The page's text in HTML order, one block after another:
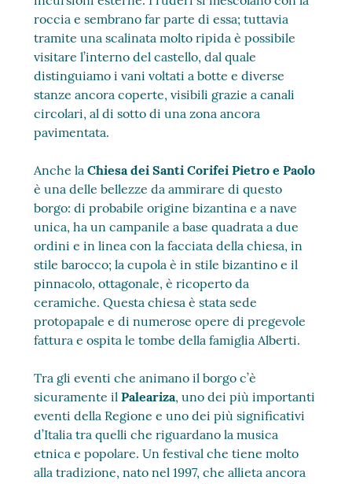
roccia e sembrano far parte di essa; tuttavia
tramite una scalinata molto ripida è possibile
visitare l’interno del castello, dal quale
distinguiamo i vani voltati a botte e diverse
stanze ancora coperte, visibili grazie a canali
circolari, al di sotto di una zona ancora
pavimentata.
Anche laChiesa dei Santi Corifei Pietro e Paolo
è una delle bellezze da ammirare di questo
borgo: di probabile origine bizantina e a nave
unica, ha un campanile a base quadrata a due
ordini e in linea con la facciata della chiesa, in
stile barocco; la cupola è in stile bizantino e il
pinnacolo, ottagonale, è ricoperto da
ceramiche. Questa chiesa è stata sede
protopapale e di numerose opere di pregevole
fattura e ospita le tombe della famiglia Alberti.
Tra gli eventi che animano il borgo c’è
sicuramente ilPaleariza, uno dei più importanti
eventi della Regione e uno dei più significativi
d’Italia tra quelli che riguardano la musica
etnica e popolare. Un festival che tiene molto
alla tradizione, nato nel 1997, che allieta ancora